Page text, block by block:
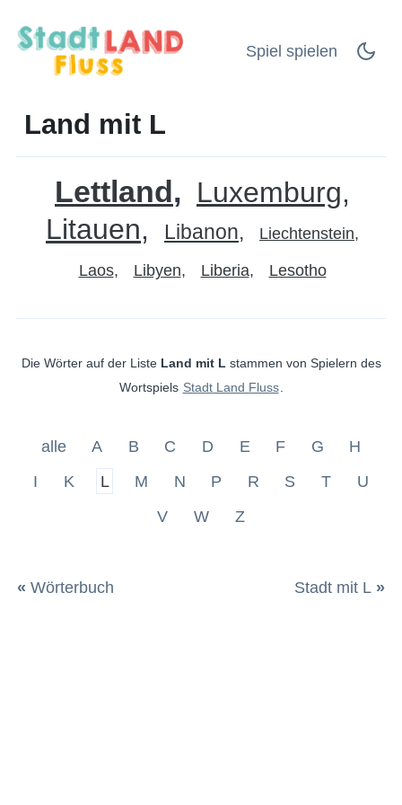
Spiel spielen
Land mit L
Lettland
Luxemburg
Litauen
Libanon Liechtenstein
Laos Libyen Liberia Lesotho
Die Wörter auf der Liste Land mit L stammen von Spielern des
Wortspiels Stadt Land Fluss
alle A B C D E F G
H
I
K L M N P R S T
U
V
W Z
« Wörterbuch Stadt mit L »